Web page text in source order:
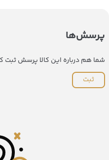
پرسش‌ها
شما هم درباره این کالا پرسش ثبت
ثبت